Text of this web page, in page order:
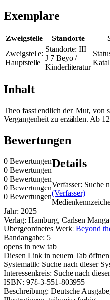
Exemplare
Zweigstelle Standorte
Zweigstelle:
Hauptstelle
Standorte: III
J 7 Beyo /
Kinderliteratur
Inhalt
Theo fasst endlich den Mut, von
Vergangenheit zu erzählen. Ab
Bewertungen
0 Bewertungen
0 Bewertungen
0 Bewertungen
0 Bewertungen
0 Bewertungen
Details
Verfasser: Suche
(Verfasser)
Jahr: 2025
Verlag: Hamburg, Carlsen Manga
Übergeordnetes Werk: Beyond
Bandangabe: 5
opens in new tab
Diesen Link in neuem Tab öffnen
Systematik: Suche nach dieser
Interessenkreis: Suche nach
ISBN: 978-3-551-803955
Beschreibung: Deutsche